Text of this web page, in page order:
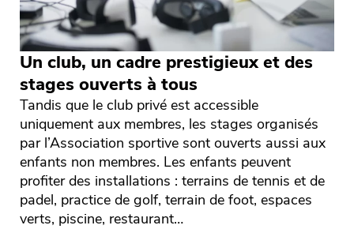
Un club, un cadre prestigieux et des
stages ouverts à tous
Tandis que le club privé est accessible
uniquement aux membres, les stages organisés
par l’Association sportive sont ouverts aussi aux
enfants non membres. Les enfants peuvent
profiter des installations : terrains de tennis et de
padel, practice de golf, terrain de foot, espaces
verts, piscine, restaurant…